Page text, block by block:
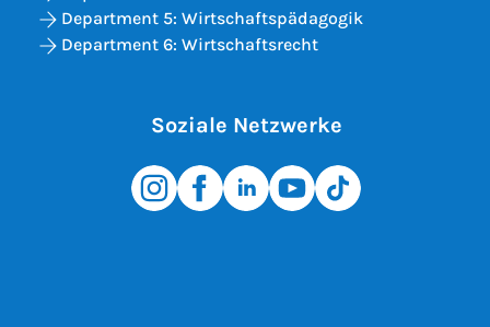
Department 5: Wirtschaftspädagogik
Department 6: Wirtschaftsrecht
Soziale Netzwerke